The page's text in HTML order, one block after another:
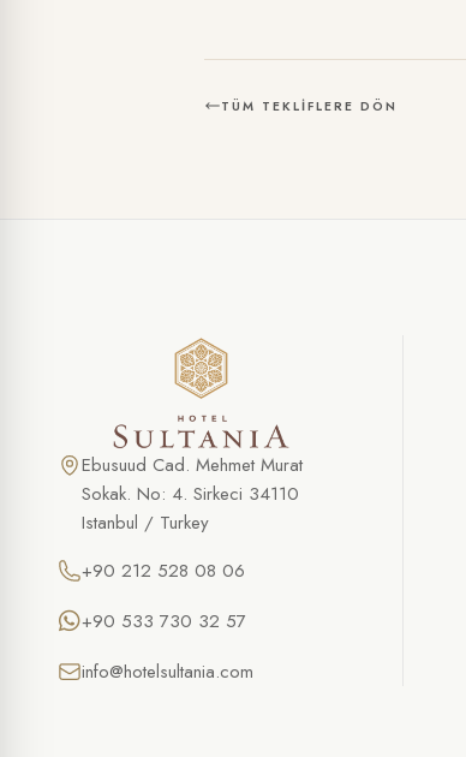
TÜM TEKLIFLERE DÖN
E-POSTA *
KIŞI SAYISI
Ebusuud Cad. Mehmet Murat
Sokak. No: 4. Sirkeci 34110
Istanbul / Turkey
+90 212 528 08 06
+90 533 730 32 57
info@hotelsultania.com